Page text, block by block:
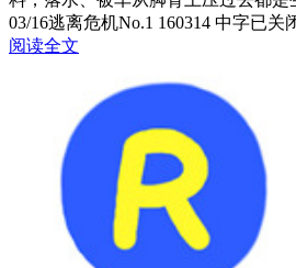
03/16逃离危机No.1 160314 中字已关
阅读全文